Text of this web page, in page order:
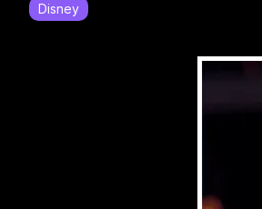
Disney